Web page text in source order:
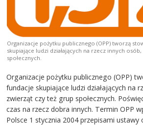
Organizacje pożytku publicznego (OPP) tworzą
skupiające ludzi działających na rzecz innych
społecznych.
Organizacje pożytku publicznego (OPP)
fundacje skupiające ludzi działających na
zwierząt czy też grup społecznych.
czas na rzecz dobra innych. Termin OPP
Polsce 1 stycznia 2004 przepisami ustawy